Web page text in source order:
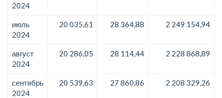
2024
июль
2024
20 035,61 28 364,88 2 249 154,94
август
2024
20 286,05 28 114,44 2 228 868,89
сентябрь
2024
20 539,63 27 860,86 2 208 329,26